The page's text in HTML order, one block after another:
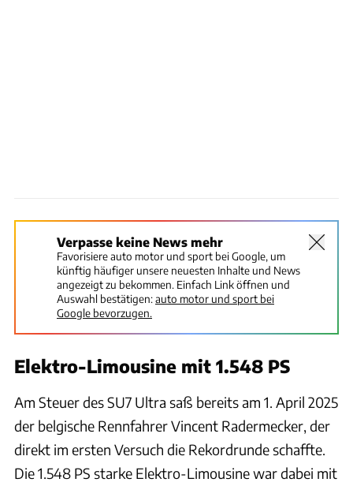
Verpasse keine News mehr
Favorisiere auto motor und sport bei Google, um
künftig häufiger unsere neuesten Inhalte und News
angezeigt zu bekommen. Einfach Link öffnen und
Auswahl bestätigen:auto motor und sport bei
Google bevorzugen.
Elektro-Limousine mit 1.548 PS
Am Steuer des SU7 Ultra saß bereits am 1. April 2025
der belgische Rennfahrer Vincent Radermecker, der
direkt im ersten Versuch die Rekordrunde schaffte.
Die 1.548 PS starke Elektro-Limousine war dabei mit